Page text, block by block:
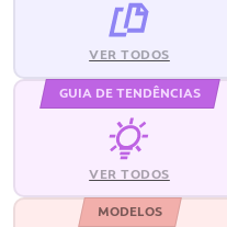
VER TODOS
GUIA DE TENDÊNCIAS
VER TODOS
MODELOS